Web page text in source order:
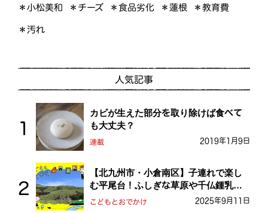
＊小松美和 ＊チーズ ＊食品劣化 ＊蓮根 ＊教育費
＊汚れ
人気記事
カビが生えた部分を取り除けば食べて
も大丈夫？
連載 2019年1月9日
【北九州市・小倉南区】子連れで楽し
む平尾台！ふしぎな草原や千仏鍾乳洞
を探検しよう！
こどもとおでかけ 2025年9月11日